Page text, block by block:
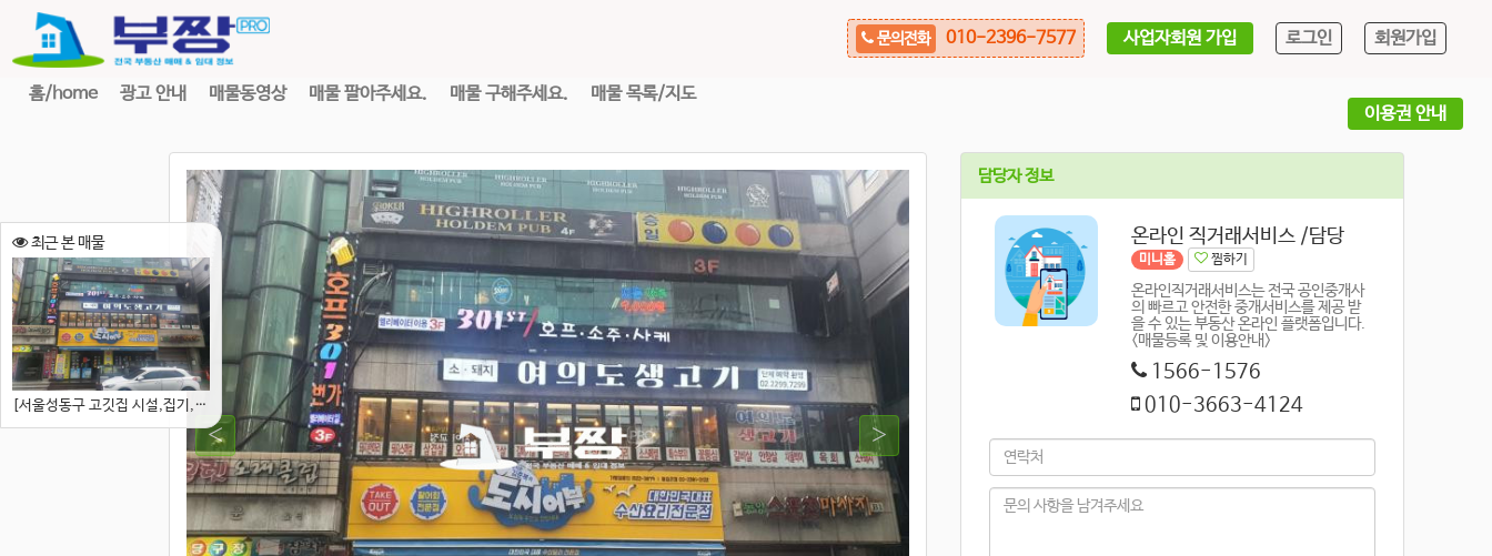
사업자회원 가입 로그인 회원가입
문의전화 010-2396-7577
홈/home 광고 안내 매물동영상 매물 팔아주세요. 매물 구해주세요.
매물 목록/지도
이용권 안내
담당자 정보
온라인 직거래서비스 /담당
미니홈 찜하기
온라인직거래서비스는 전국 공인중개사
의 빠르고 안전한 중개서비스를 제공 받
을 수 있는 부동산 온라인 플랫폼입니다.
<매물등록 및 이용안내>
1566-1576
010-3663-4124
최근 본 매물
[서울성동구 고깃집 시설,집기,권리양도]왕십리 먹자골목에 위치한 단체손님이 많은 고깃집 시설 및 권리양도,,,,,,,,